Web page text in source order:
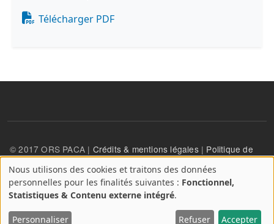
Document
Télécharger PDF
© 2017 ORS PACA | Crédits & mentions légales| Politique de
confidentialité
User account menu
Se connecter
A
propos
cookies
Nous utilisons des cookies et traitons des données
personnelles pour les finalités suivantes : Fonctionnel,
Statistiques & Contenu externe intégré.
Personnaliser Refuser Accepter